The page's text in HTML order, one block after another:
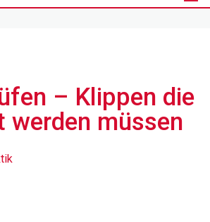
– Klippen die
müssen